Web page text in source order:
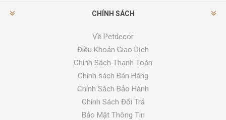
CHÍNH SÁCH
Về Petdecor
Điều Khoản Giao Dịch
Chính Sách Thanh Toán
Chính sách Bán Hàng
Chính Sách Bảo Hành
Chính Sách Đổi Trả
Bảo Mật Thông Tin